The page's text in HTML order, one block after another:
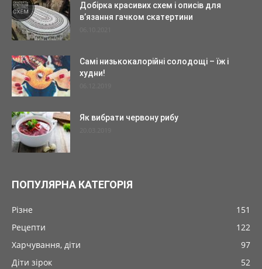
Добірка красивих схем і описів для
в’язання гачком скатертини
Самі низькокалорійні солодощі – їж і
худни!
Як вибрати червону рибу
ПОПУЛЯРНА КАТЕГОРІЯ
Різне
151
Рецепти
122
Харчування, діти
97
Діти зірок
52